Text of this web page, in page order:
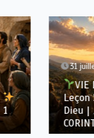
31
VIE
Leçon
Dieu |